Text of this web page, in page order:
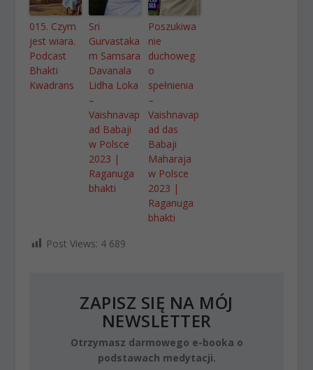
015. Czym
jest wiara.
Podcast
Bhakti
Kwadrans
Sri
Gurvastaka
m Samsara
Davanala
Lidha Loka
–
Vaishnavap
ad Babaji
w Polsce
2023 |
Raganuga
bhakti
Poszukiwa
nie
duchoweg
o
spełnienia
–
Vaishnavap
ad das
Babaji
Maharaja
w Polsce
2023 |
Raganuga
bhakti
Post Views: 4 689
ZAPISZ SIĘ NA MÓJ
NEWSLETTER
Otrzymasz darmowego e-booka o
podstawach medytacji.